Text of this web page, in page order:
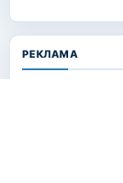
РЕКЛАМА